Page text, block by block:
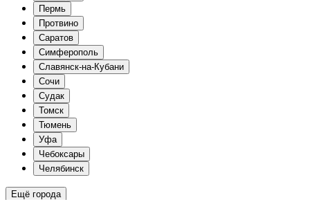
Пермь
Протвино
Саратов
Симферополь
Славянск-на-Кубани
Сочи
Судак
Томск
Тюмень
Уфа
Чебоксары
Челябинск
Ещё города